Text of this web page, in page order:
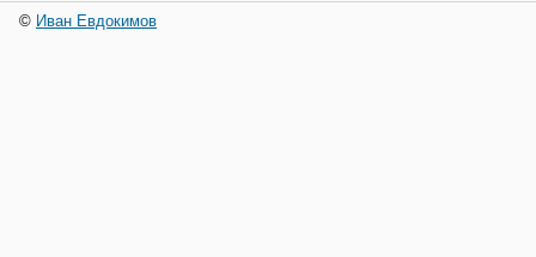
© Иван Евдокимов